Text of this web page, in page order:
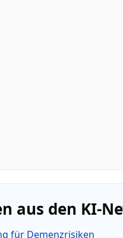
aus den KI-
für Demenzrisiken